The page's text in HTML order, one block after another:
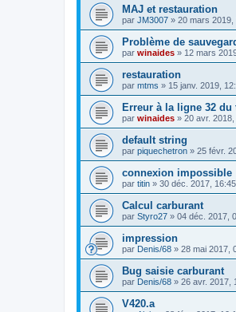
MAJ et restauration
par JM3007 » 20 mars 2019,
Problème de
par winaides » 12 mars
restauration
par mtms » 15 janv. 2019,
Erreur à la ligne 32
par winaides » 20 avr.
default string
par piquechetron » 25 févr.
connexion impossible
par titin » 30 déc. 2017, 16:45
Calcul carburant
par Styro27 » 04 déc. 2017,
impression
par Denis/68 » 28 mai 2017,
Bug saisie carburant
par Denis/68 » 26 avr. 2017,
V420.a